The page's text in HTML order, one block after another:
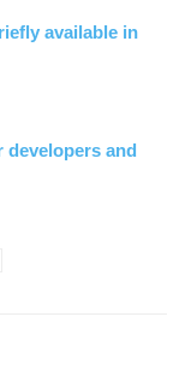
available in
developers and